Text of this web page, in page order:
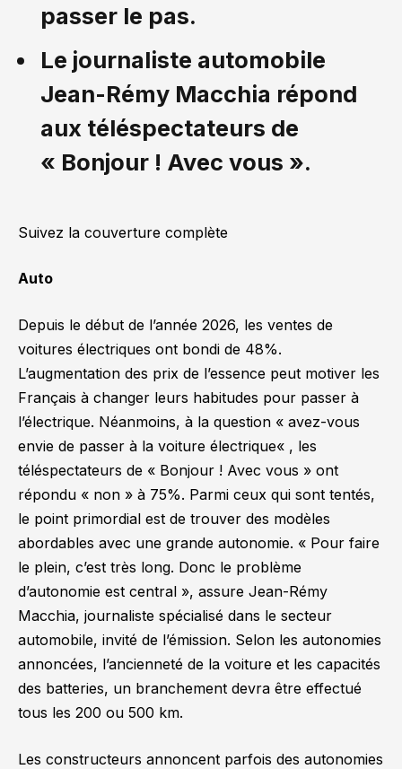
passer le pas.
Le journaliste automobile
Jean-Rémy Macchia répond
aux téléspectateurs de
« Bonjour ! Avec vous ».
Suivez la couverture complète
Auto
Depuis le début de l’année 2026, les ventes de
voitures électriques ont bondi de 48%.
L’augmentation des prix de l’essence peut motiver les
Français à changer leurs habitudes pour passer à
l’électrique. Néanmoins, à la question « avez-vous
envie de passer à la voiture électrique« , les
téléspectateurs de « Bonjour ! Avec vous » ont
répondu « non » à 75%. Parmi ceux qui sont tentés,
le point primordial est de trouver des modèles
abordables avec une grande autonomie. « Pour faire
le plein, c’est très long. Donc le problème
d’autonomie est central », assure Jean-Rémy
Macchia, journaliste spécialisé dans le secteur
automobile, invité de l’émission. Selon les autonomies
annoncées, l’ancienneté de la voiture et les capacités
des batteries, un branchement devra être effectué
tous les 200 ou 500 km.
Les constructeurs annoncent parfois des autonomies